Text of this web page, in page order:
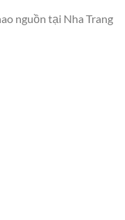
nguồn tại Nha Trang